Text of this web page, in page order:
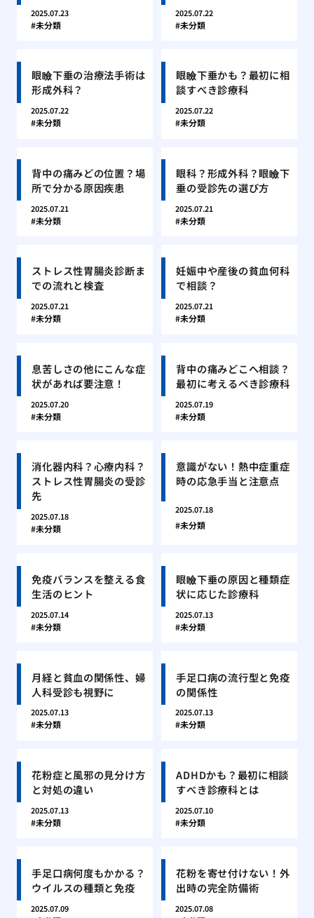
2025.07.23
未分類
2025.07.22
未分類
眼瞼下垂の治療法手術は
形成外科？
2025.07.22
未分類
眼瞼下垂かも？最初に相
談すべき診療科
2025.07.22
未分類
背中の痛みどの位置？場
所で分かる原因疾患
2025.07.21
未分類
眼科？形成外科？眼瞼下
垂の受診先の選び方
2025.07.21
未分類
ストレス性胃腸炎診断ま
での流れと検査
2025.07.21
未分類
妊娠中や産後の貧血何科
で相談？
2025.07.21
未分類
息苦しさの他にこんな症
状があれば要注意！
2025.07.20
未分類
背中の痛みどこへ相談？
最初に考えるべき診療科
2025.07.19
未分類
消化器内科？心療内科？
ストレス性胃腸炎の受診
先
2025.07.18
未分類
意識がない！熱中症重症
時の応急手当と注意点
2025.07.18
未分類
免疫バランスを整える食
生活のヒント
2025.07.14
未分類
眼瞼下垂の原因と種類症
状に応じた診療科
2025.07.13
未分類
月経と貧血の関係性、婦
人科受診も視野に
2025.07.13
未分類
手足口病の流行型と免疫
の関係性
2025.07.13
未分類
花粉症と風邪の見分け方
と対処の違い
2025.07.13
未分類
ADHDかも？最初に相談
すべき診療科とは
2025.07.10
未分類
手足口病何度もかかる？
ウイルスの種類と免疫
2025.07.09
花粉を寄せ付けない！外
出時の完全防備術
2025.07.08